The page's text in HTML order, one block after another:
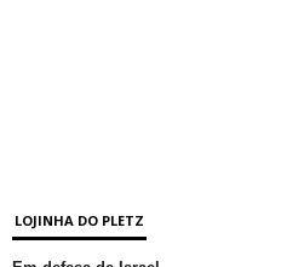
LOJINHA DO PLETZ